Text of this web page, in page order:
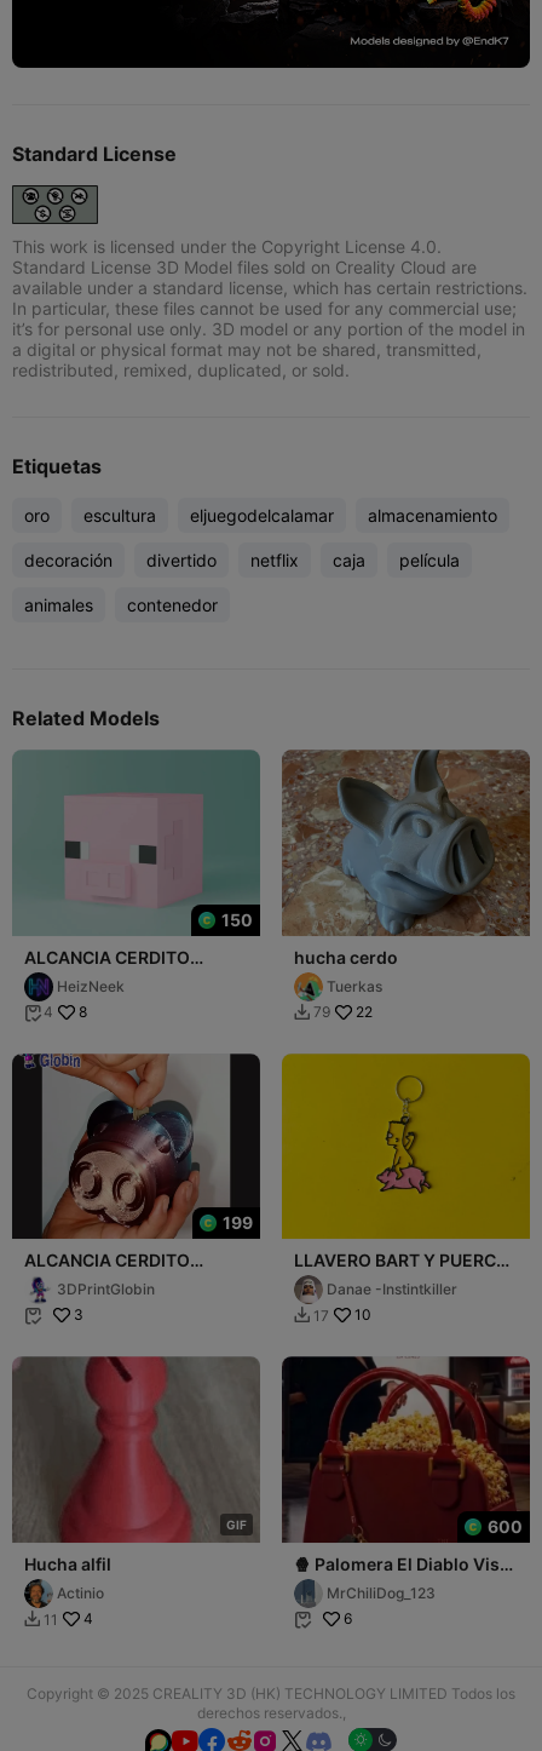
Standard License
This work is licensed under the Copyright License 4.0.
Standard License 3D Model files sold on Creality Cloud are
available under a standard license, which has certain restrictions.
In particular, these files cannot be used for any commercial use;
it’s for personal use only. 3D model or any portion of the model in
a digital or physical format may not be shared, transmitted,
redistributed, remixed, duplicated, or sold.
Etiquetas
oro escultura eljuegodelcalamar almacenamiento
decoración divertido netflix caja película
animales contenedor
Related Models
150
ALCANCIA CERDITO
(MINECRAFT)
HeizNeek
 4 8
hucha cerdo
Tuerkas
 79 22
199
ALCANCIA CERDITO
TIERNO Y PICARON
3DPrintGlobin
 3
LLAVERO BART Y PUERCO
CERDO BART SIMPSON
SIMPSONS KEYCHAIN
Danae -Instintkiller
 17 10
GIF
Hucha alfil
Actinio
 11 4
600
🍿 Palomera El Diablo Viste
a la Moda 2 / Bolsa 👜
MrChiliDog_123
 6
Copyright © 2025 CREALITY 3D (HK) TECHNOLOGY LIMITED Todos los
derechos reservados.,
  